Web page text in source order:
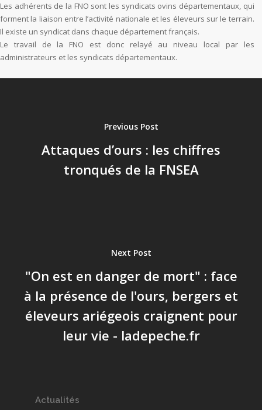
Les adhérents de la FNO sont les syndicats ovins départementaux, qui
forment la liaison entre l’activité nationale et les éleveurs sur le terrain.
Il existe un syndicat dans chaque département français.
Le travail de la FNO est donc relayé au niveau local par les
administrateurs et les syndicats départementaux.
Previous Post
Attaques d’ours : les chiffres
tronqués de la FNSEA
Next Post
"On est en danger de mort" : face
à la présence de l'ours, bergers et
éleveurs ariégeois craignent pour
leur vie - ladepeche.fr
Actualités